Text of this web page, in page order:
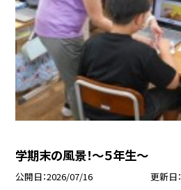
学期末の風景！～５年生～
公開日 2026/07/16 更新日